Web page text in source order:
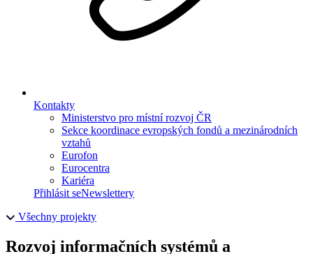
Kontakty
Ministerstvo pro místní rozvoj ČR
Sekce koordinace evropských fondů a mezinárodních
vztahů
Eurofon
Eurocentra
Kariéra
Přihlásit seNewslettery
Všechny projekty
Rozvoj informačních systémů a